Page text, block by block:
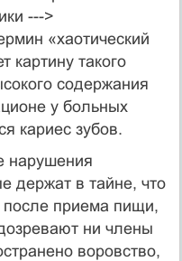
--->
«хаотический
картину такого
содержания
у больных
кариес зубов.
нарушения
держат в тайне, что
приема пищи,
ни члены
воровство,